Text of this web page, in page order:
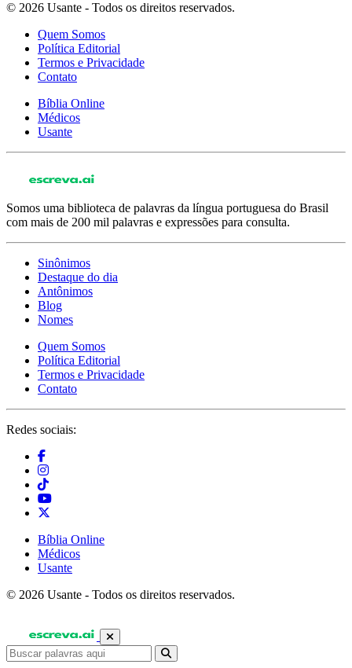
© 2026 Usante - Todos os direitos reservados.
Quem Somos
Política Editorial
Termos e Privacidade
Contato
Bíblia Online
Médicos
Usante
Somos uma biblioteca de palavras da língua portuguesa do Brasil
com mais de 200 mil palavras e expressões para consulta.
Sinônimos
Destaque do dia
Antônimos
Blog
Nomes
Quem Somos
Política Editorial
Termos e Privacidade
Contato
Redes sociais:
Bíblia Online
Médicos
Usante
© 2026 Usante - Todos os direitos reservados.